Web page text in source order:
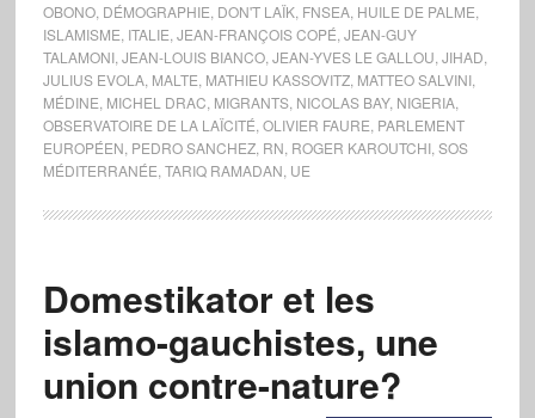
OBONO, DÉMOGRAPHIE DON'T LAÏK, FNSEA, HUILE DE PALME
ISLAMISME ITALIE JEAN-FRANÇOIS COPÉ JEAN-GUY
TALAMONI, JEAN-LOUIS BIANCO, JEAN-YVES LE GALLOU JIHAD
JULIUS EVOLA, MALTE MATHIEU KASSOVITZ, MATTEO SALVINI,
MÉDINE MICHEL DRAC MIGRANTS, NICOLAS BAY, NIGERIA,
OBSERVATOIRE DE LA LAÏCITÉ OLIVIER FAURE PARLEMENT
EUROPÉEN PEDRO SANCHEZ, RN ROGER KAROUTCHI, SOS
MÉDITERRANÉE TARIQ RAMADAN UE
Domestikator et les
islamo-gauchistes, une
union contre-nature?